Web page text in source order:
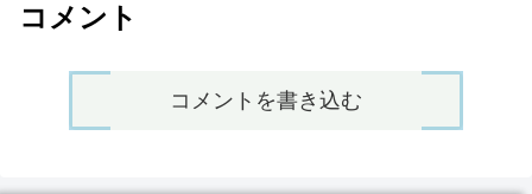
コメント
コメントを書き込む